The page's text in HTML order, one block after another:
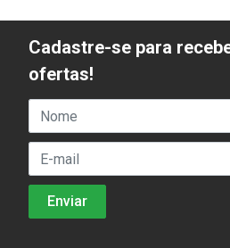
Cadastre-se para
ofertas!